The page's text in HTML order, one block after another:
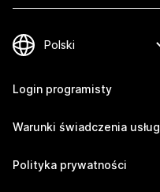
Login programisty
Warunki świadczenia usług
Polityka prywatności